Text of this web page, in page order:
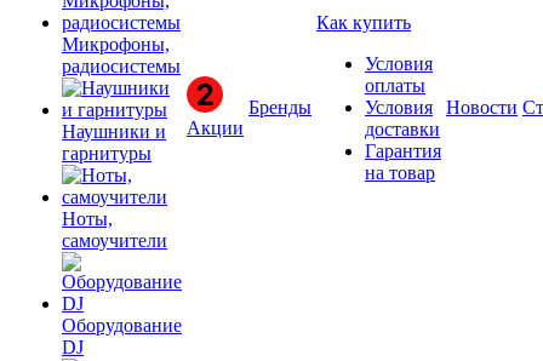
Микрофоны,
радиосистемы
Наушники и
гарнитуры
Ноты,
самоучители
Оборудование
DJ
Акции
Бренды
Как купить
Условия
оплаты
Условия
доставки
Гарантия
на товар
Новости